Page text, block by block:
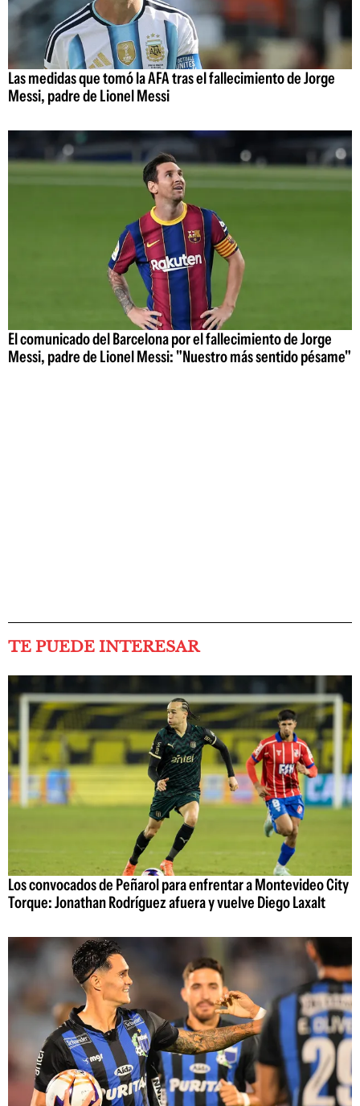
Las medidas que tomó la AFA tras el fallecimiento de Jorge
Messi, padre de Lionel Messi
El comunicado del Barcelona por el fallecimiento de Jorge
Messi, padre de Lionel Messi: "Nuestro más sentido pésame"
TE PUEDE INTERESAR
Los convocados de Peñarol para enfrentar a Montevideo City
Torque: Jonathan Rodríguez afuera y vuelve Diego Laxalt